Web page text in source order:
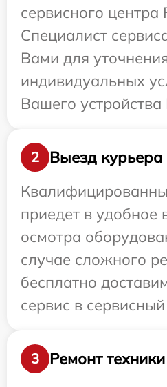
сервисного центра
Специалист
Вами для
индивидуальных
Вашего устройства
2
Выезд курьера
приедет в удобное
осмотра
случае сложного
бесплатно
сервис в
3
Ремонт техники